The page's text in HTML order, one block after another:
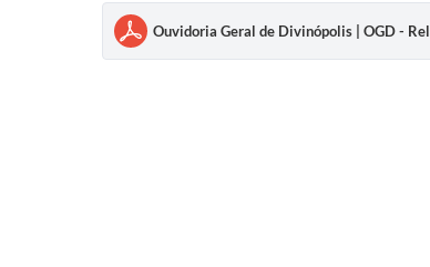
Ouvidoria Geral de Divinópolis | OGD -